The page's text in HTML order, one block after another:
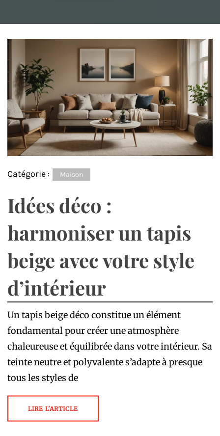
Catégorie : Maison
Idées déco :
harmoniser un tapis
beige avec votre style
d’intérieur
Un tapis beige déco constitue un élément
fondamental pour créer une atmosphère
chaleureuse et équilibrée dans votre intérieur. Sa
teinte neutre et polyvalente s’adapte à presque
tous les styles de
LIRE L'ARTICLE